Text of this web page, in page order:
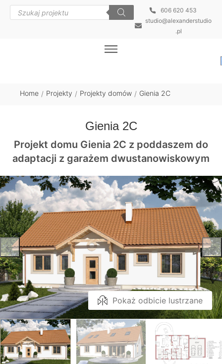
606 620 453
studio@alexanderstudio
.pl
Home / Projekty / Projekty domów / Gienia 2C
Gienia 2C
Projekt domu Gienia 2C z poddaszem do
adaptacji z garażem dwustanowiskowym
Pokaż odbicie lustrzane